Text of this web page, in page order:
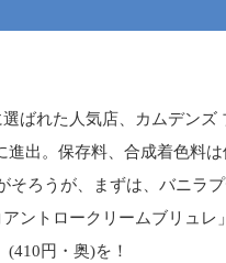
ばれた人気店、カムデンズ
進出。保存料、合成着色料
そろうが、まずは、バニラ
ントロークリームブリュレ
円・奥)を！